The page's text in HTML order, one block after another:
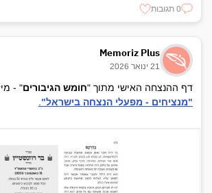
0 תגובות
Memoriz Plus
21 ינואר 2026
דף ההנצחה האישי מתוך "חומש הגיבורים" -
"מנציחים - מפעלי הנצחה בישראל".